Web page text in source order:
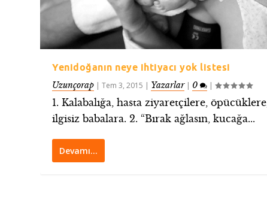
Yenidoğanın neye ihtiyacı yok listesi
Uzunçorap |Tem 3, 2015 | Yazarlar| 0 |
1. Kalabalığa, hasta ziyaretçilere, öpücüklere,
ilgisiz babalara. 2. “Bırak ağlasın, kucağa...
Devamı…